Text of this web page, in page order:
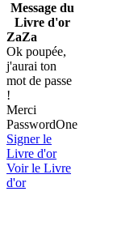
Message du
Livre d'or
ZaZa
Ok poupée,
j'aurai ton
mot de passe
!
Merci
PasswordOne
Signer le
Livre d'or
Voir le Livre
d'or